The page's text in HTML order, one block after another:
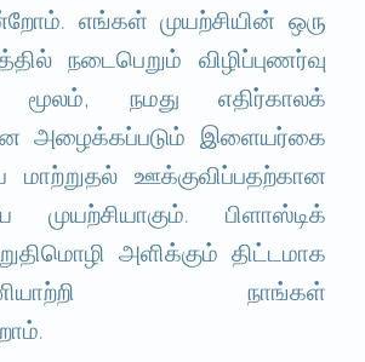
எங்கள் முயற்சியின் ஒரு
நடைபெறும் விழிப்புணர்வு
மூலம், நமது எதிர்காலக்
அழைக்கப்படும் இளையர்கை
ஊக்குவிப்பதற்கான
முயற்சியாகும். பிளாஸ்டிக்
அளிக்கும் திட்டமாக
நாங்கள்